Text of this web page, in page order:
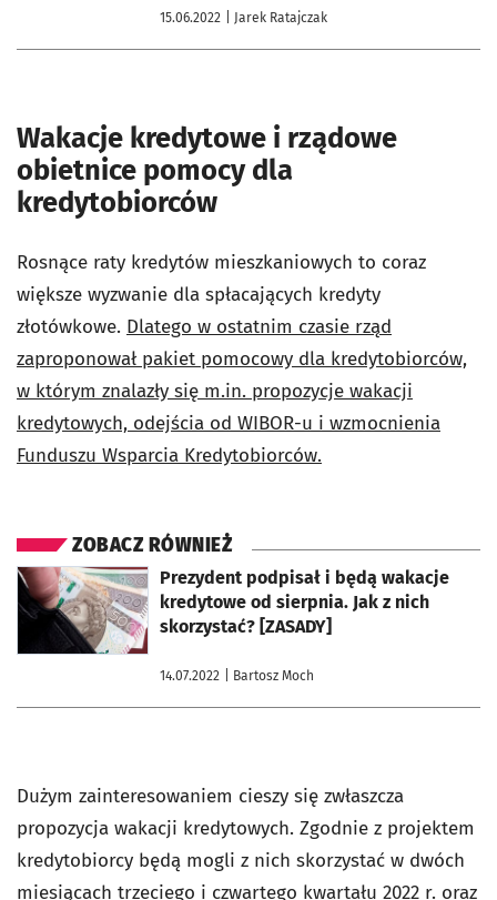
15.06.2022 | Jarek Ratajczak
Wakacje kredytowe i rządowe
obietnice pomocy dla
kredytobiorców
Rosnące raty kredytów mieszkaniowych to coraz
większe wyzwanie dla spłacających kredyty
złotówkowe. Dlatego w ostatnim czasie rząd
zaproponował pakiet pomocowy dla kredytobiorców,
w którym znalazły się m.in. propozycje wakacji
kredytowych, odejścia od WIBOR-u i wzmocnienia
Funduszu Wsparcia Kredytobiorców.
ZOBACZ RÓWNIEŻ
Prezydent podpisał i będą wakacje
kredytowe od sierpnia. Jak z nich
skorzystać? [ZASADY]
14.07.2022 | Bartosz Moch
otworzy się w nowej karcie
Dużym zainteresowaniem cieszy się zwłaszcza
propozycja wakacji kredytowych. Zgodnie z projektem
kredytobiorcy będą mogli z nich skorzystać w dwóch
miesiącach trzeciego i czwartego kwartału 2022 r. oraz